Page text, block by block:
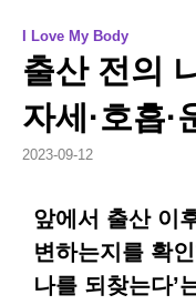
I Love My Body
출산 전의
자세·호흡·
2023-09-12
앞에서 출산 이
변하는지를 확
나를 되찾는다’